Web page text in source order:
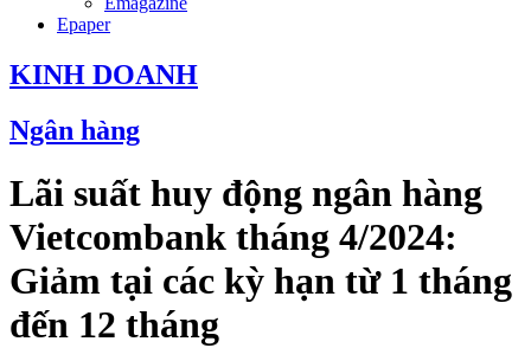
Epaper
KINH DOANH
Ngân hàng
Lãi suất huy động ngân hàng
Vietcombank tháng 4/2024:
Giảm tại các kỳ hạn từ 1 tháng
đến 12 tháng